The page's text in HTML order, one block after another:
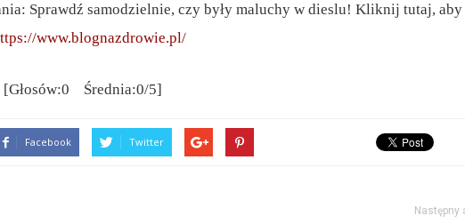
Sprawdź samodzielnie, czy były maluchy w dieslu! Kliknij tutaj, aby
www.blognazdrowie.pl/
[Głosów:0 Średnia:0/5]
Facebook Twitter
Następny